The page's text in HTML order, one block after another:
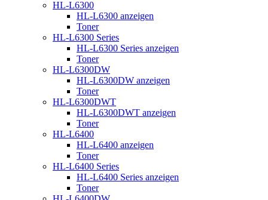
HL-L6300
HL-L6300 anzeigen
Toner
HL-L6300 Series
HL-L6300 Series anzeigen
Toner
HL-L6300DW
HL-L6300DW anzeigen
Toner
HL-L6300DWT
HL-L6300DWT anzeigen
Toner
HL-L6400
HL-L6400 anzeigen
Toner
HL-L6400 Series
HL-L6400 Series anzeigen
Toner